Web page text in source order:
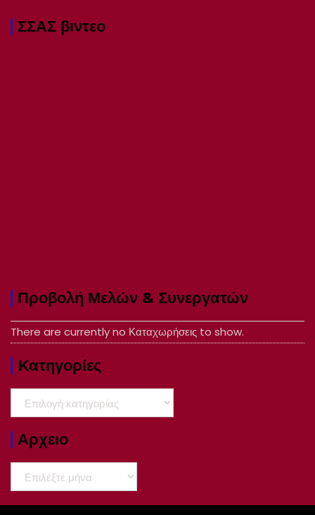
ΣΣΑΣ βιντεο
Προβολή Μελών & Συνεργατών
There are currently no Καταχωρήσεις to show.
Kατηγορίες
Kατηγορίες
Αρχειο
Αρχειο